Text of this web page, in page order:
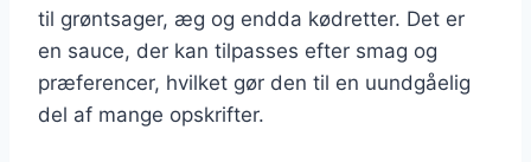
til grøntsager, æg og endda kødretter. Det er
en sauce, der kan tilpasses efter smag og
præferencer, hvilket gør den til en uundgåelig
del af mange opskrifter.